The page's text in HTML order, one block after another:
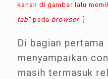
kanan di gambar lalu
tab”pada browser. ]
Di bagian pertama
menyampaikan
masih termasuk